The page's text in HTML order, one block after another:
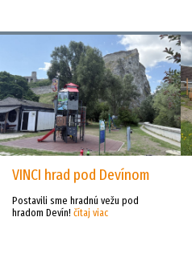
VINCI hrad pod Devínom
Postavili sme hradnú vežu pod
hradom Devín! čítaj viac